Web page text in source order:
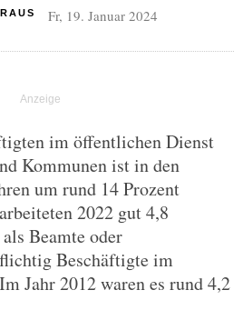
Fr, 19. Januar 2024
im öffentlichen Dienst
Kommunen ist in den
um rund 14 Prozent
2022 gut 4,8
Beamte oder
Beschäftigte im
Jahr 2012 waren es rund 4,2